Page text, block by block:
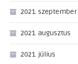
2021. szeptember
2021. augusztus
2021. július